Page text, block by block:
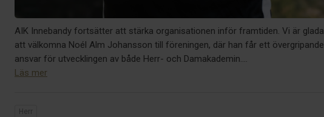
AIK Innebandy fortsätter att stärka organisationen inför framtiden. Vi är glada
att välkomna Noél Alm Johansson till föreningen, där han får ett övergripande
ansvar för utvecklingen av både Herr- och Damakademin....
Läs mer
Herr